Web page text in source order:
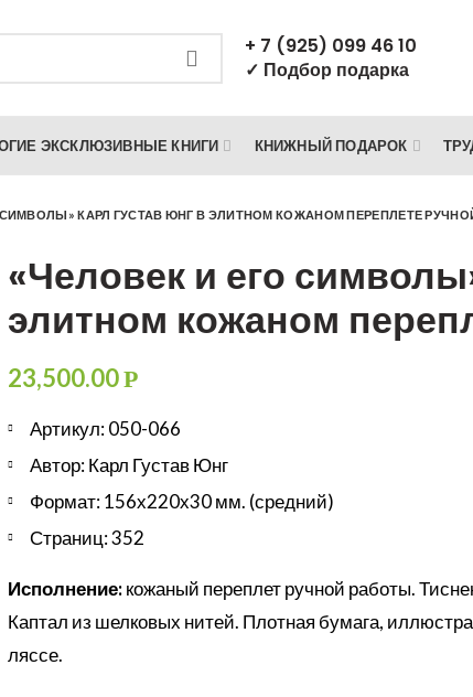
+ 7 (925) 099 46 10
✓ Подбор подарка
ЭКСКЛЮЗИВНЫЕ КНИГИ КНИЖНЫЙ ПОДАРОК
СИМВОЛЫ» КАРЛ ГУСТАВ ЮНГ В ЭЛИТНОМ КОЖАНОМ ПЕРЕПЛЕТЕ
«Человек и его
элитном кожаном
23,500.00Р
Артикул: 050-066
Автор: Карл Густав Юнг
Формат: 156х220х30 мм. (средний)
Страниц: 352
Исполнение:кожаный переплет ручной работы.
Каптал из шелковых нитей. Плотная бумага,
ляссе.